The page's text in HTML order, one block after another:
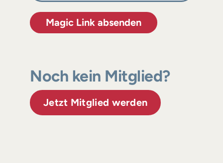
Magic Link absenden
Noch kein Mitglied?
Jetzt Mitglied werden